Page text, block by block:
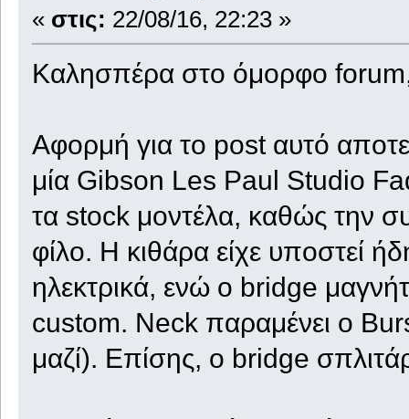
« στις: 22/08/16, 22:23 »
Καλησπέρα στο όμορφο
Αφορμή για το post αυτό
μία Gibson Les Paul Studio
τα stock μοντέλα, καθώς την
φίλο. Η κιθάρα είχε υποστεί
ηλεκτρικά, ενώ ο bridge
custom. Neck παραμένει ο
μαζί). Επίσης, ο bridge